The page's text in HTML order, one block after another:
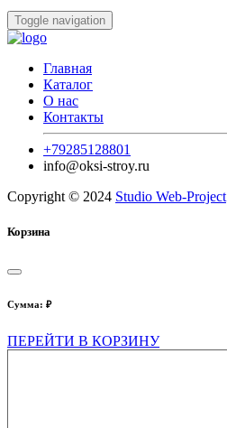
Toggle navigation
Главная
Каталог
О нас
Контакты
+79285128801
info@oksi-stroy.ru
Copyright © 2024 Studio Web-Project
Корзина
Сумма: ₽
ПЕРЕЙТИ В КОРЗИНУ